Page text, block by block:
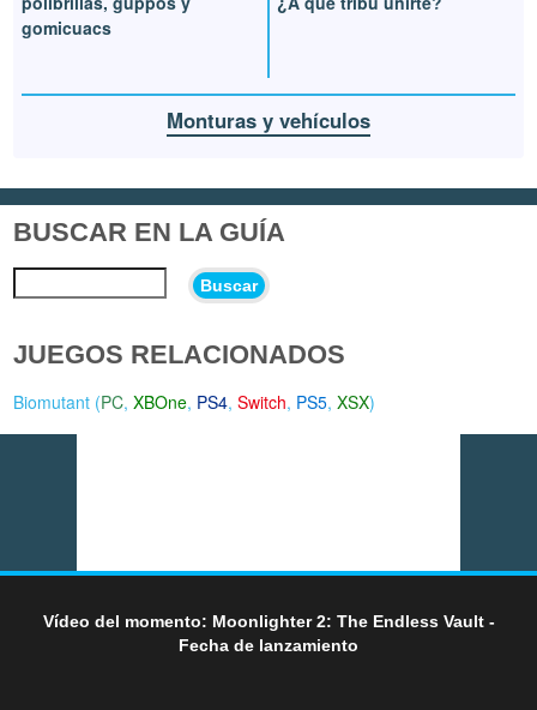
gomicuacs
Monturas y vehículos
BUSCAR EN LA GUÍA
Buscar
JUEGOS RELACIONADOS
Biomutant (PC,XBOne, PS4,Switch, PS5,XSX)
Vídeo del momento: Moonlighter 2: The Endless Vault -
Fecha de lanzamiento